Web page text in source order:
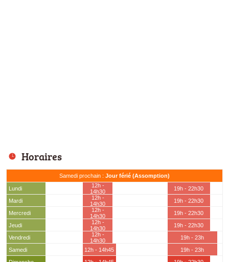
Horaires
Samedi prochain : Jour férié (Assomption)
Lundi
12h -
14h30
19h - 22h30
Mardi
12h -
14h30
19h - 22h30
Mercredi
12h -
14h30
19h - 22h30
Jeudi
12h -
14h30
19h - 22h30
Vendredi
12h -
14h30
19h - 23h
Samedi
12h - 14h45
19h - 23h